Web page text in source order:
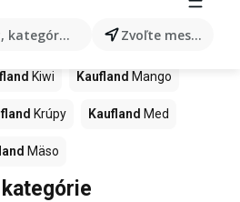
kategórie, produkty... Zvoľte mesto
v obchodoch
Kiwi Kaufland Mango
Krúpy Kaufland Med
Mäso